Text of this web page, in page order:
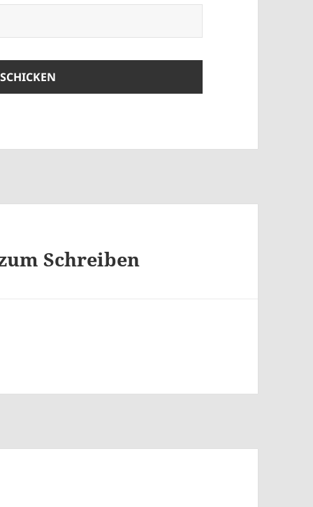
Schreiben